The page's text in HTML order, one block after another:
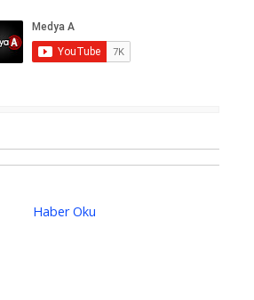
Haber Oku